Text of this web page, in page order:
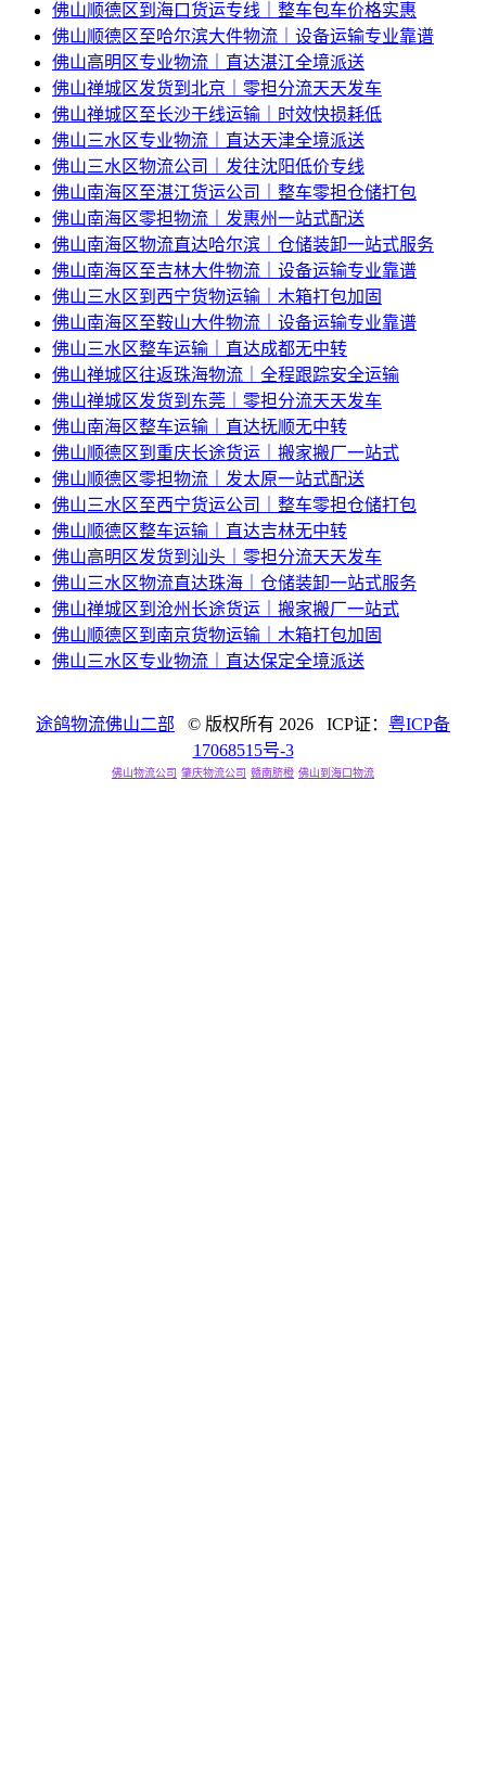
佛山顺德区到海口货运专线｜整车包车价格实惠
佛山顺德区至哈尔滨大件物流｜设备运输专业靠谱
佛山高明区专业物流｜直达湛江全境派送
佛山禅城区发货到北京｜零担分流天天发车
佛山禅城区至长沙干线运输｜时效快损耗低
佛山三水区专业物流｜直达天津全境派送
佛山三水区物流公司｜发往沈阳低价专线
佛山南海区至湛江货运公司｜整车零担仓储打包
佛山南海区零担物流｜发惠州一站式配送
佛山南海区物流直达哈尔滨｜仓储装卸一站式服务
佛山南海区至吉林大件物流｜设备运输专业靠谱
佛山三水区到西宁货物运输｜木箱打包加固
佛山南海区至鞍山大件物流｜设备运输专业靠谱
佛山三水区整车运输｜直达成都无中转
佛山禅城区往返珠海物流｜全程跟踪安全运输
佛山禅城区发货到东莞｜零担分流天天发车
佛山南海区整车运输｜直达抚顺无中转
佛山顺德区到重庆长途货运｜搬家搬厂一站式
佛山顺德区零担物流｜发太原一站式配送
佛山三水区至西宁货运公司｜整车零担仓储打包
佛山顺德区整车运输｜直达吉林无中转
佛山高明区发货到汕头｜零担分流天天发车
佛山三水区物流直达珠海｜仓储装卸一站式服务
佛山禅城区到沧州长途货运｜搬家搬厂一站式
佛山顺德区到南京货物运输｜木箱打包加固
佛山三水区专业物流｜直达保定全境派送
途鸽物流佛山二部 © 版权所有 2026 ICP证： 粤ICP备
17068515号-3
佛山物流公司 肇庆物流公司 赣南脐橙 佛山到海口物流